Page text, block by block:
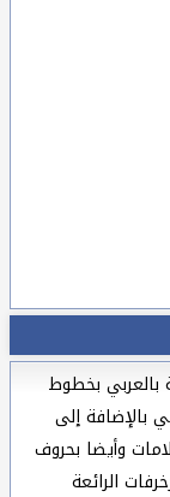
بالعربي بخطوط
بالإضافة إلى
وأيضا بحروف
الرائعة